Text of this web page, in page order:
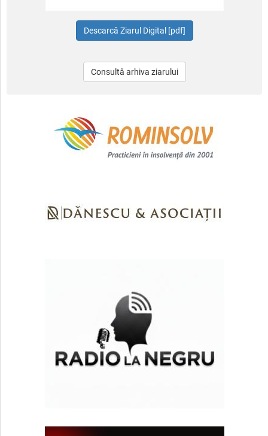
Consultă arhiva ziarului